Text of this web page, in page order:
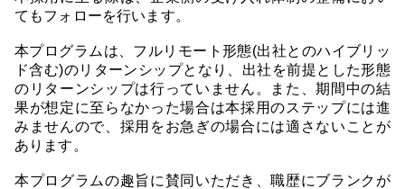
てもフォローを行います。
本プログラムは、フルリモート形態(出社とのハイブリッ
ド含む)のリターンシップとなり、出社を前提とした形態
のリターンシップは行っていません。また、期間中の結
果が想定に至らなかった場合は本採用のステップには進
みませんので、採用をお急ぎの場合には適さないことが
あります。
本プログラムの趣旨に賛同いただき、職歴にブランクが